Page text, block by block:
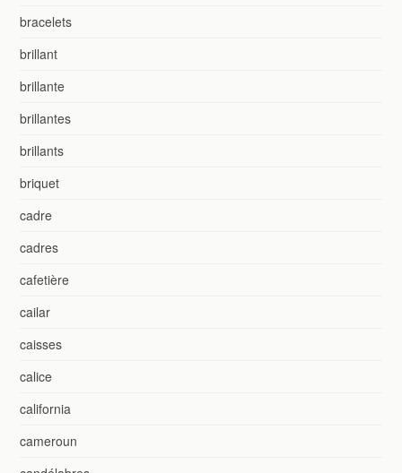
bracelets
brillant
brillante
brillantes
brillants
briquet
cadre
cadres
cafetière
cailar
caisses
calice
california
cameroun